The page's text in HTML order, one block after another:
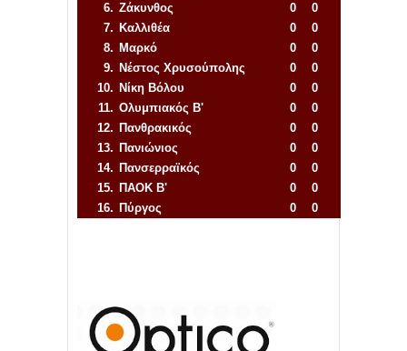
6. Ζάκυνθος 0
0
7. Καλλιθέα 0
0
8. Μαρκό 0
0
9. Νέστος Χρυσούπολης 0
0
10. Νίκη Βόλου 0
0
11. Ολυμπιακός Β' 0
0
12. Πανθρακικός 0
0
13. Πανιώνιος 0
0
14. Πανσερραϊκός 0
0
15. ΠΑΟΚ Β' 0
0
16. Πύργος 0
0